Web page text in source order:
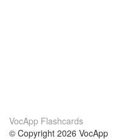
VocApp Flashcards
© Copyright 2026 VocApp